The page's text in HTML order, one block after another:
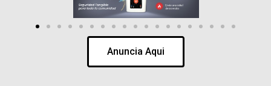
Anuncia Aqui